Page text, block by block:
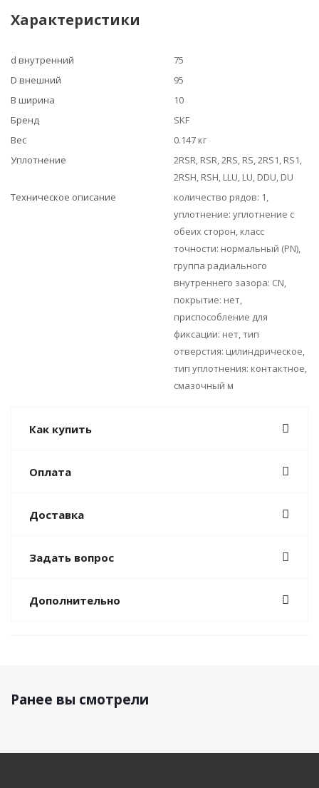
Характеристики
d внутренний
75
D внешний
95
B ширина
10
Бренд
SKF
Вес
0.147 кг
Уплотнение
2RSR, RSR, 2RS, RS, 2RS1, RS1,
2RSH, RSH, LLU, LU, DDU, DU
Техническое описание
количество рядов: 1,
уплотнение: уплотнение с
обеих сторон, класс
точности: нормальный (PN),
группа радиального
внутреннего зазора: CN,
покрытие: нет,
приспособление для
фиксации: нет, тип
отверстия: цилиндрическое,
тип уплотнения: контактное,
смазочный м
Как купить
Оплата
Доставка
Задать вопрос
Дополнительно
Ранее вы смотрели